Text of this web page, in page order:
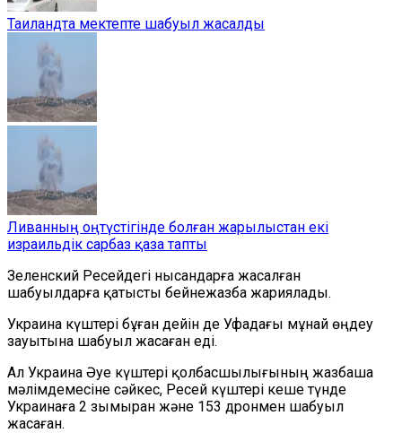
Таиландта мектепте шабуыл жасалды
Ливанның оңтүстігінде болған жарылыстан екі
израильдік сарбаз қаза тапты
Зеленский Ресейдегі нысандарға жасалған
шабуылдарға қатысты бейнежазба жариялады.
Украина күштері бұған дейін де Уфадағы мұнай өңдеу
зауытына шабуыл жасаған еді.
Ал Украина Әуе күштері қолбасшылығының жазбаша
мәлімдемесіне сәйкес, Ресей күштері кеше түнде
Украинаға 2 зымыран және 153 дронмен шабуыл
жасаған.